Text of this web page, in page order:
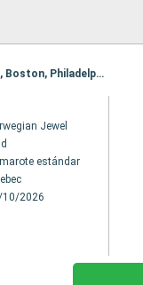
Itinerario : Quebec, Saguenay, Charlottetown, Sidney, Halifax, Bar Harbor, Portland (Maine), Boston, Philadelphie
Jewel
estándar
2026